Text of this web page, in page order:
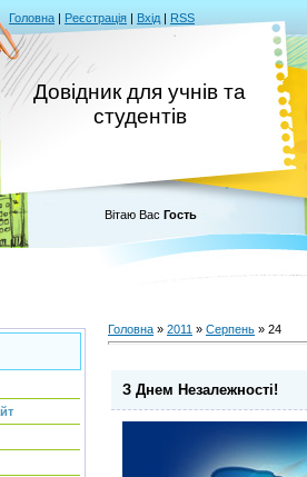
Головна | Реєстрація | Вхід | RSS
Довідник для учнів та
студентів
Вітаю Вас Гость
Головна » 2011 » Серпень » 24
З Днем Незалежності!